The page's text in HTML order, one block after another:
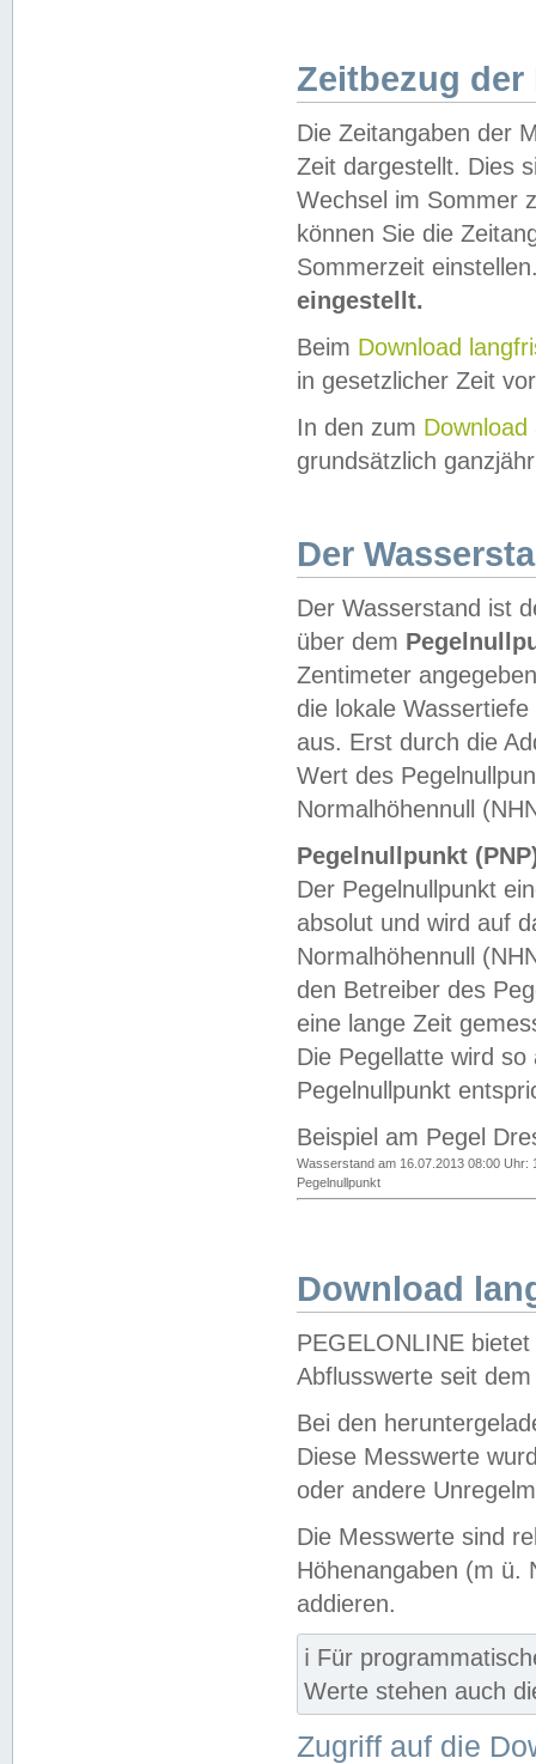
Zeitbezug der
Die Zeitangaben der
Zeit dargestellt. Dies
Wechsel im Sommer
können Sie die
Sommerzeit
eingestellt.
Beim Download
in gesetzlicher Zeit
In den zum Download
grundsätzlich
Der
Der Wasserstand ist
über dem
Zentimeter
die lokale
aus. Erst durch die
Wert des
Normalhöhennull
Pegelnullpunkt
Der Pegelnullpunkt
absolut und wird auf
Normalhöhennull
den Betreiber des
eine lange Zeit
Die Pegellatte wird
Pegelnullpunkt
Beispiel am Pegel
Wasserstand am 16.07.2013 08:00 Uhr:
Pegelnullpunkt
Download
PEGELONLINE
Abflusswerte seit
Bei den
Diese Messwerte
oder andere
Die Messwerte sind
Höhenangaben (m ü.
addieren.
ℹ️ Für
Werte stehen auch
Zugriff auf die